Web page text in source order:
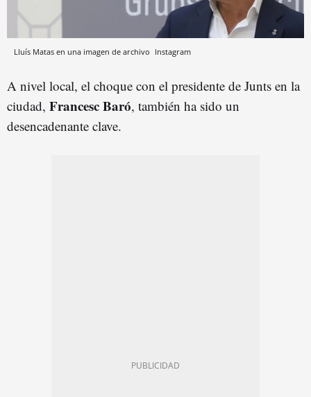
Lluís Matas en una imagen de archivo Instagram
A nivel local, el choque con el presidente de Junts en la
ciudad, Francesc Baró, también ha sido un
desencadenante clave.